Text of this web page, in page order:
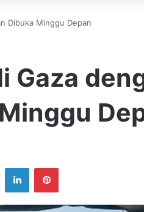
Dibuka Minggu Depan
Gaza
LinkedInPinterest